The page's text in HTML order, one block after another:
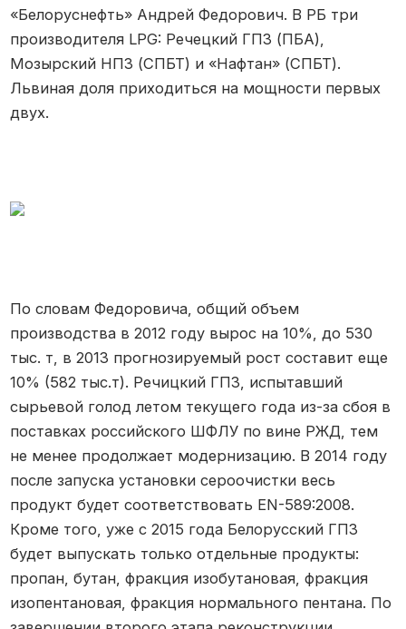
«Белоруснефть» Андрей Федорович. В РБ три
производителя LPG: Речецкий ГПЗ (ПБА),
Мозырский НПЗ (СПБТ) и «Нафтан» (СПБТ).
Львиная доля приходиться на мощности первых
двух.
По словам Федоровича, общий объем
производства в 2012 году вырос на 10%, до 530
тыс. т, в 2013 прогнозируемый рост составит еще
10% (582 тыс.т). Речицкий ГПЗ, испытавший
сырьевой голод летом текущего года из-за сбоя в
поставках российского ШФЛУ по вине РЖД, тем
не менее продолжает модернизацию. В 2014 году
после запуска установки сероочистки весь
продукт будет соответствовать EN-589:2008.
Кроме того, уже с 2015 года Белорусский ГПЗ
будет выпускать только отдельные продукты:
пропан, бутан, фракция изобутановая, фракция
изопентановая, фракция нормального пентана. По